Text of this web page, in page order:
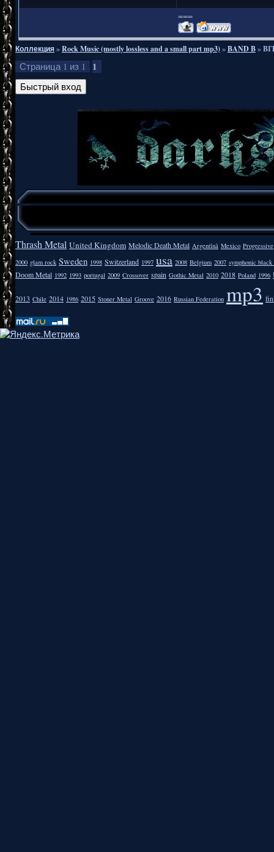
===
Коллекция»Rock Music (mostly lossless and a small part mp3)»BAND B»
Страница 1 из 1 1
Thrash Metal United Kingdom Melodic Death Metal Argentīnā Mexico Progressive
2000 glam rock Sweden 1998 Switzerland 1997 usa 2008 Belgium 2007 symphonic
Doom Metal 1992 1993 portugal 2009 Crossover spain Gothic Metal 2010 2018 Poland 1996
2013 Chile 2014 1986 2015 Stoner Metal Groove 2016 Russian Federation mp3